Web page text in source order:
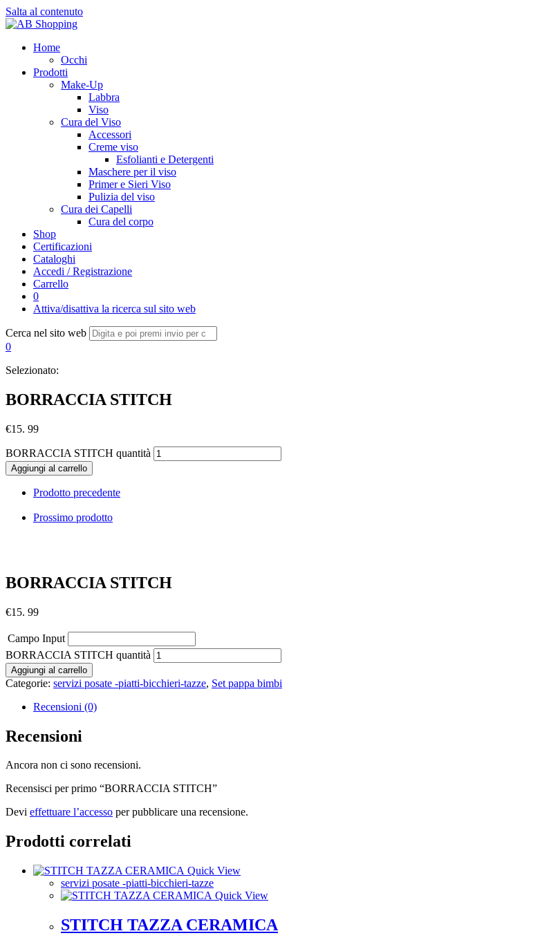
Salta al contenuto
Home
Occhi
Prodotti
Make-Up
Labbra
Viso
Cura del Viso
Accessori
Creme viso
Esfolianti e Detergenti
Maschere per il viso
Primer e Sieri Viso
Pulizia del viso
Cura dei Capelli
Cura del corpo
Shop
Certificazioni
Cataloghi
Accedi / Registrazione
Carrello
0
Attiva/disattiva la ricerca sul sito web
Cerca nel sito web
0
Selezionato:
BORRACCIA STITCH
€15. 99
BORRACCIA STITCH quantità
Aggiungi al carrello
Prodotto precedente
Prossimo prodotto
BORRACCIA STITCH
€15. 99
Campo Input
BORRACCIA STITCH quantità
Aggiungi al carrello
Categorie: servizi posate -piatti-bicchieri-tazze, Set pappa bimbi
Recensioni (0)
Recensioni
Ancora non ci sono recensioni.
Recensisci per primo “BORRACCIA STITCH”
Devi effettuare l’accesso per pubblicare una recensione.
Prodotti correlati
Quick View
servizi posate -piatti-bicchieri-tazze
Quick View
STITCH TAZZA CERAMICA